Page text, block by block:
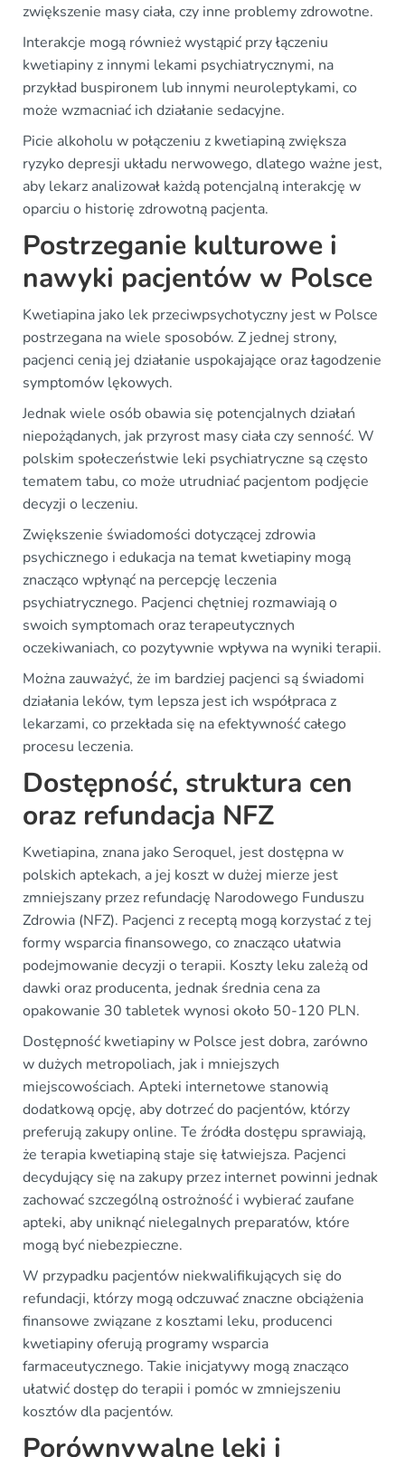
zwiększenie masy ciała, czy inne problemy zdrowotne.
Interakcje mogą również wystąpić przy łączeniu
kwetiapiny z innymi lekami psychiatrycznymi, na
przykład buspironem lub innymi neuroleptykami, co
może wzmacniać ich działanie sedacyjne.
Picie alkoholu w połączeniu z kwetiapiną zwiększa
ryzyko depresji układu nerwowego, dlatego ważne jest,
aby lekarz analizował każdą potencjalną interakcję w
oparciu o historię zdrowotną pacjenta.
Postrzeganie kulturowe i
nawyki pacjentów w Polsce
Kwetiapina jako lek przeciwpsychotyczny jest w Polsce
postrzegana na wiele sposobów. Z jednej strony,
pacjenci cenią jej działanie uspokajające oraz łagodzenie
symptomów lękowych.
Jednak wiele osób obawia się potencjalnych działań
niepożądanych, jak przyrost masy ciała czy senność. W
polskim społeczeństwie leki psychiatryczne są często
tematem tabu, co może utrudniać pacjentom podjęcie
decyzji o leczeniu.
Zwiększenie świadomości dotyczącej zdrowia
psychicznego i edukacja na temat kwetiapiny mogą
znacząco wpłynąć na percepcję leczenia
psychiatrycznego. Pacjenci chętniej rozmawiają o
swoich symptomach oraz terapeutycznych
oczekiwaniach, co pozytywnie wpływa na wyniki terapii.
Można zauważyć, że im bardziej pacjenci są świadomi
działania leków, tym lepsza jest ich współpraca z
lekarzami, co przekłada się na efektywność całego
procesu leczenia.
Dostępność, struktura cen
oraz refundacja NFZ
Kwetiapina, znana jako Seroquel, jest dostępna w
polskich aptekach, a jej koszt w dużej mierze jest
zmniejszany przez refundację Narodowego Funduszu
Zdrowia (NFZ). Pacjenci z receptą mogą korzystać z tej
formy wsparcia finansowego, co znacząco ułatwia
podejmowanie decyzji o terapii. Koszty leku zależą od
dawki oraz producenta, jednak średnia cena za
opakowanie 30 tabletek wynosi około 50-120 PLN.
Dostępność kwetiapiny w Polsce jest dobra, zarówno
w dużych metropoliach, jak i mniejszych
miejscowościach. Apteki internetowe stanowią
dodatkową opcję, aby dotrzeć do pacjentów, którzy
preferują zakupy online. Te źródła dostępu sprawiają,
że terapia kwetiapiną staje się łatwiejsza. Pacjenci
decydujący się na zakupy przez internet powinni jednak
zachować szczególną ostrożność i wybierać zaufane
apteki, aby uniknąć nielegalnych preparatów, które
mogą być niebezpieczne.
W przypadku pacjentów niekwalifikujących się do
refundacji, którzy mogą odczuwać znaczne obciążenia
finansowe związane z kosztami leku, producenci
kwetiapiny oferują programy wsparcia
farmaceutycznego. Takie inicjatywy mogą znacząco
ułatwić dostęp do terapii i pomóc w zmniejszeniu
kosztów dla pacjentów.
Porównywalne leki i